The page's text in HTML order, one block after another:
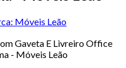
Móveis Leão
Gaveta E Livreiro Office
- Móveis Leão